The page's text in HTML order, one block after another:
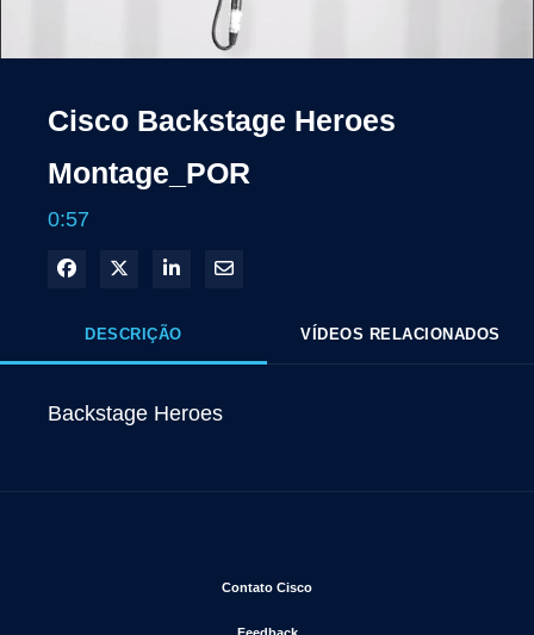
Cisco Backstage Heroes
Montage_POR
0:57
Compartilhar no Facebook
Compartilhar no X
Compartilhar no LinkedIn
Compartilhar por e-mail
DESCRIÇÃO VÍDEOS RELACIONADOS
Backstage Heroes
Contato CiscoAbre em uma nova janela
Abre em uma nova janela